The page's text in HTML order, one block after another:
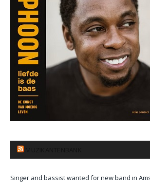
Singer and bassist wanted for new band in